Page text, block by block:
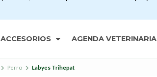
ACCESORIOS AGENDA VETERINARIA
Perro Labyes Trihepat